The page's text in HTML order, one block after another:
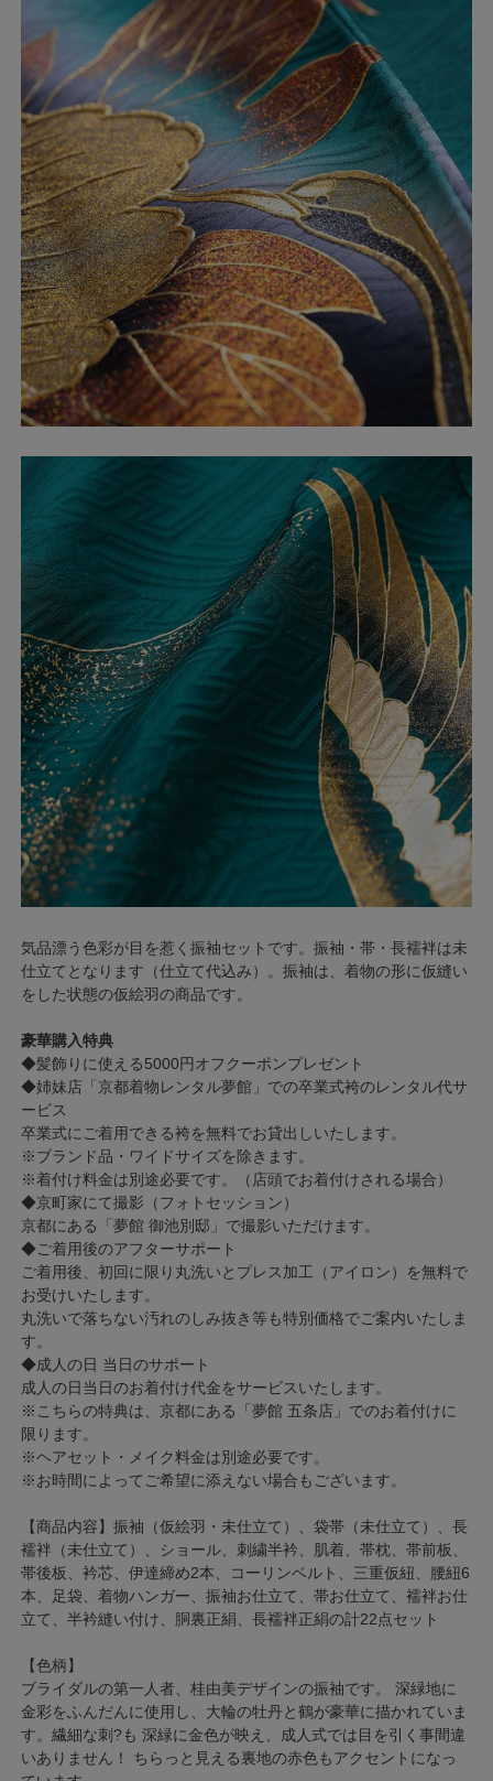
気品漂う色彩が目を惹く振袖セットです。振袖・帯・長襦袢は未
仕立てとなります（仕立て代込み）。振袖は、着物の形に仮縫い
をした状態の仮絵羽の商品です。
豪華購入特典
◆髪飾りに使える5000円オフクーポンプレゼント
◆姉妹店「京都着物レンタル夢館」での卒業式袴のレンタル代サ
ービス
卒業式にご着用できる袴を無料でお貸出しいたします。
※ブランド品・ワイドサイズを除きます。
※着付け料金は別途必要です。（店頭でお着付けされる場合）
◆京町家にて撮影（フォトセッション）
京都にある「夢館 御池別邸」で撮影いただけます。
◆ご着用後のアフターサポート
ご着用後、初回に限り丸洗いとプレス加工（アイロン）を無料で
お受けいたします。
丸洗いで落ちない汚れのしみ抜き等も特別価格でご案内いたしま
す。
◆成人の日 当日のサポート
成人の日当日のお着付け代金をサービスいたします。
※こちらの特典は、京都にある「夢館 五条店」でのお着付けに
限ります。
※ヘアセット・メイク料金は別途必要です。
※お時間によってご希望に添えない場合もございます。
【商品内容】振袖（仮絵羽・未仕立て）、袋帯（未仕立て）、長
襦袢（未仕立て）、ショール、刺繍半衿、肌着、帯枕、帯前板、
帯後板、衿芯、伊達締め2本、コーリンベルト、三重仮紐、腰紐6
本、足袋、着物ハンガー、振袖お仕立て、帯お仕立て、襦袢お仕
立て、半衿縫い付け、胴裏正絹、長襦袢正絹の計22点セット
【色柄】
ブライダルの第一人者、桂由美デザインの振袖です。 深緑地に
金彩をふんだんに使用し、大輪の牡丹と鶴が豪華に描かれていま
す。繊細な刺?も 深緑に金色が映え、成人式では目を引く事間違
いありません！ ちらっと見える裏地の赤色もアクセントになっ